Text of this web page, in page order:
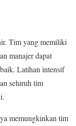
Tim yang memiliki
manajer dapat
Latihan intensif
seluruh tim
memungkinkan tim